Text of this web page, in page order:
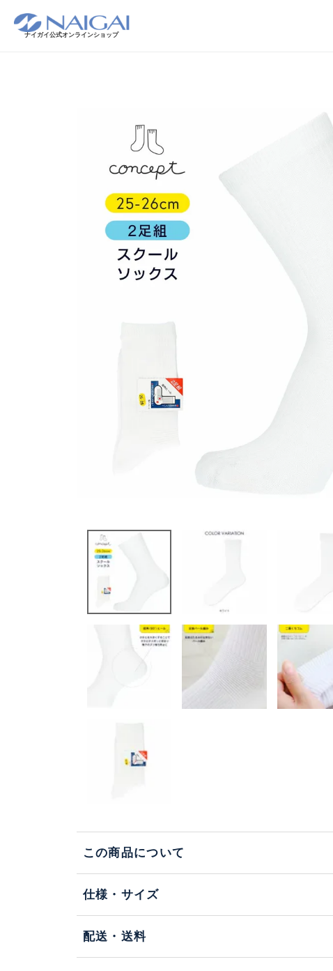
ナイガイ公式オンラインショップ
この商品について
仕様・サイズ
配送・送料